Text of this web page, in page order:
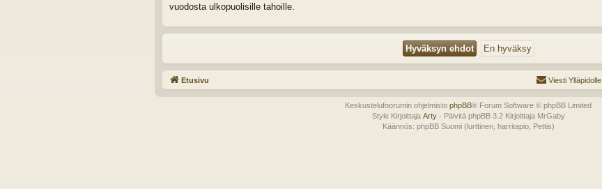
vuodosta ulkopuolisille tahoille.
Etusivu Viesti Ylläpidolle
Keskustelufoorumin ohjelmisto phpBB® Forum Software © phpBB Limited
Style Kirjoittaja Arty- Päivitä phpBB 3.2 Kirjoittaja MrGaby
Käännös: phpBB Suomi (lurttinen, harritapio, Pettis)